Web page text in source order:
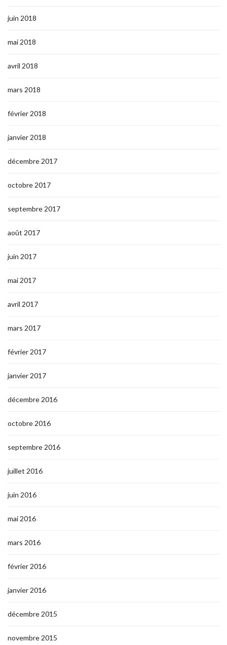
juin 2018
mai 2018
avril 2018
mars 2018
février 2018
janvier 2018
décembre 2017
octobre 2017
septembre 2017
août 2017
juin 2017
mai 2017
avril 2017
mars 2017
février 2017
janvier 2017
décembre 2016
octobre 2016
septembre 2016
juillet 2016
juin 2016
mai 2016
mars 2016
février 2016
janvier 2016
décembre 2015
novembre 2015